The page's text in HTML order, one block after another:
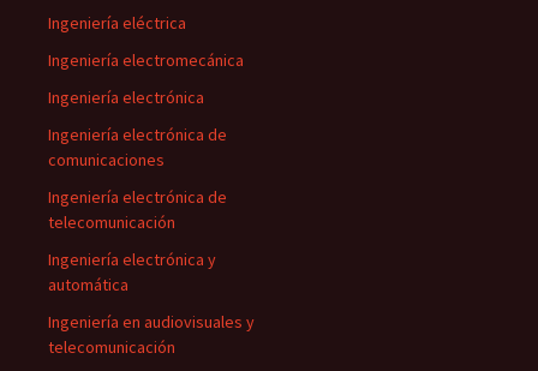
Ingeniería eléctrica
Ingeniería electromecánica
Ingeniería electrónica
Ingeniería electrónica de
comunicaciones
Ingeniería electrónica de
telecomunicación
Ingeniería electrónica y
automática
Ingeniería en audiovisuales y
telecomunicación